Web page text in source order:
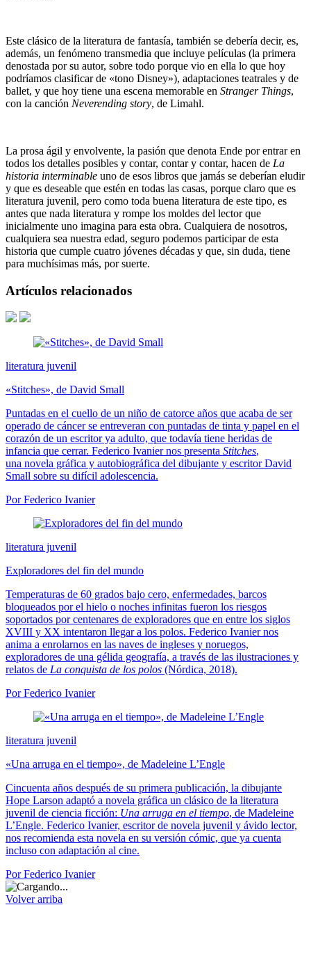
Este clásico de la literatura de fantasía, también se debería decir, es,
además, un fenómeno transmedia que incluye películas (la primera
denostada por su autor, sobre todo porque vio en ella lo que hoy
podríamos clasificar de «tono Disney»), adaptaciones teatrales y de
ballet, y que hoy tiene una escena memorable en Stranger Things,
con la canción Neverending story, de Limahl.
La prosa ágil y envolvente, la pasión que denota Ende por entrar en
todos los detalles posibles y contar, contar y contar, hacen de La
historia interminable uno de esos libros que jamás se deberían eludir
y que es deseable que estén en todas las casas, porque claro que es
literatura juvenil, pero como toda buena literatura de este tipo, es
antes que nada literatura y rompe los moldes del lector que
inicialmente uno imagina para esta obra. Cualquiera de nosotros,
cualquiera sea nuestra edad, seguro podemos participar de esta
historia que cumple cuatro jóvenes décadas y que, sin duda, tiene
para muchísimas más, por suerte.
Artículos relacionados
literatura juvenil
«Stitches», de David Small
Puntadas en el cuello de un niño de catorce años que acaba de ser
operado de cáncer se entreveran con puntadas de tinta y papel en el
corazón de un escritor ya adulto, que todavía tiene heridas de
infancia que cerrar. Federico Ivanier nos presenta Stitches,
una novela gráfica y autobiográfica del dibujante y escritor David
Small sobre su difícil adolescencia.
Por Federico Ivanier
literatura juvenil
Exploradores del fin del mundo
Temperaturas de 60 grados bajo cero, enfermedades, barcos
bloqueados por el hielo o noches infinitas fueron los riesgos
soportados por centenares de exploradores que en entre los siglos
XVIII y XX intentaron llegar a los polos. Federico Ivanier nos
anima a enrolarnos en las naves de ingleses y noruegos,
exploradores de una gélida geografía, a través de las ilustraciones y
relatos de La conquista de los polos (Nórdica, 2018).
Por Federico Ivanier
literatura juvenil
«Una arruga en el tiempo», de Madeleine L’Engle
Cincuenta años después de su primera publicación, la dibujante
Hope Larson adaptó a novela gráfica un clásico de la literatura
juvenil de ciencia ficción: Una arruga en el tiempo, de Madeleine
L’Engle. Federico Ivanier, escritor de novela juvenil y ávido lector,
nos recomienda esta novela en su versión cómic, que ya cuenta
incluso con adaptación al cine.
Por Federico Ivanier
Volver arriba